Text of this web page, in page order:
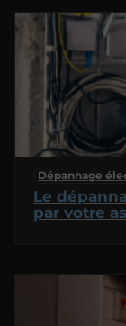
Dépannage
Le
par votre